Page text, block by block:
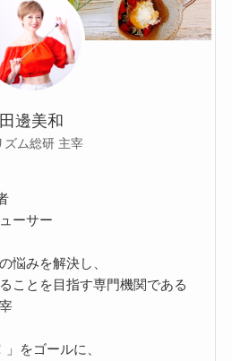
田邊美和
ズム総研 主宰
ーサー
悩みを解決し、
ことを目指す専門機関である
」をゴールに、